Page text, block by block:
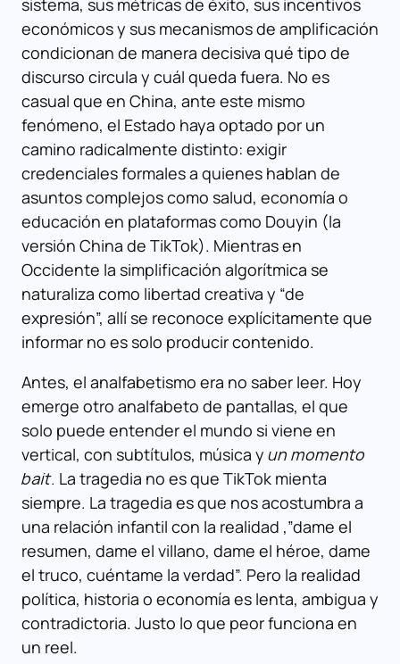
sistema, sus métricas de éxito, sus incentivos
económicos y sus mecanismos de amplificación
condicionan de manera decisiva qué tipo de
discurso circula y cuál queda fuera. No es
casual que en China, ante este mismo
fenómeno, el Estado haya optado por un
camino radicalmente distinto: exigir
credenciales formales a quienes hablan de
asuntos complejos como salud, economía o
educación en plataformas como Douyin (la
versión China de TikTok). Mientras en
Occidente la simplificación algorítmica se
naturaliza como libertad creativa y “de
expresión”, allí se reconoce explícitamente que
informar no es solo producir contenido.
Antes, el analfabetismo era no saber leer. Hoy
emerge otro analfabeto de pantallas, el que
solo puede entender el mundo si viene en
vertical, con subtítulos, música y un momento
bait. La tragedia no es que TikTok mienta
siempre. La tragedia es que nos acostumbra a
una relación infantil con la realidad ,”dame el
resumen, dame el villano, dame el héroe, dame
el truco, cuéntame la verdad”. Pero la realidad
política, historia o economía es lenta, ambigua y
contradictoria. Justo lo que peor funciona en
un reel.